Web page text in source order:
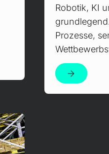
Robotik, KI
Prozesse,